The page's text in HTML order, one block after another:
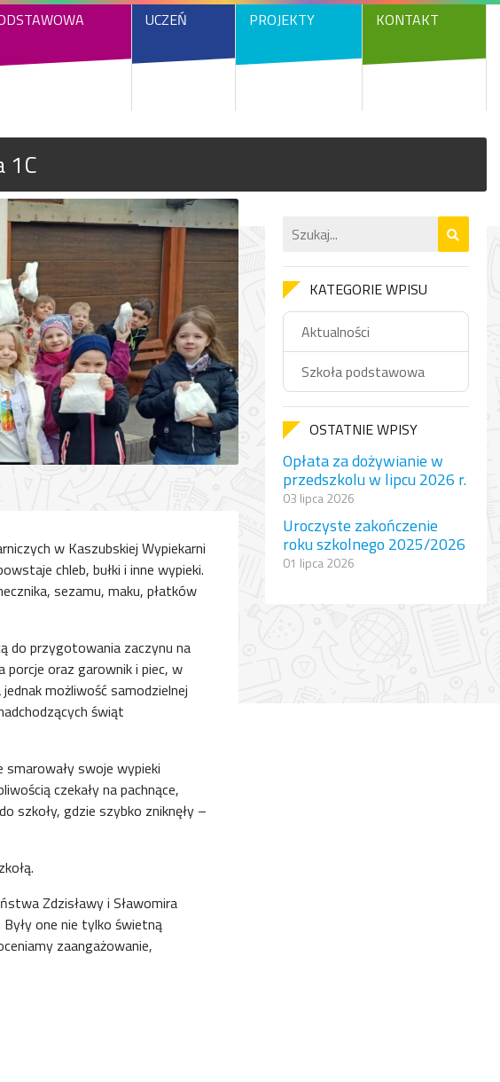
UCZEŃ PROJEKTY KONTAKT
1C
w Kaszubskiej Wypiekarni
chleb, bułki i inne wypieki.
sezamu, maku, płatków
do przygotowania zaczynu na
porcje oraz garownik i piec, w
możliwość samodzielnej
świąt
smarowały swoje wypieki
czekały na pachnące,
szkoły, gdzie szybko zniknęły –
Zdzisławy i Sławomira
one nie tylko świetną
zaangażowanie,
KATEGORIE WPISU
Aktualności
Szkoła podstawowa
OSTATNIE WPISY
Opłata za dożywianie w
przedszkolu w lipcu 2026 r.
03 lipca 2026
Uroczyste zakończenie
roku szkolnego 2025/2026
01 lipca 2026